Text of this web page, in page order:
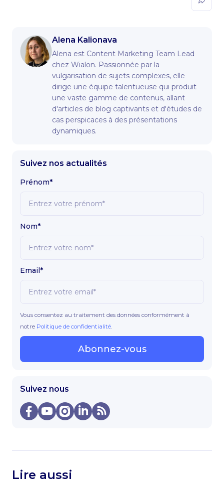
Alena Kalionava
Alena est Content Marketing Team Lead
chez Wialon. Passionnée par la
vulgarisation de sujets complexes, elle
dirige une équipe talentueuse qui produit
une vaste gamme de contenus, allant
d'articles de blog captivants et d'études de
cas perspicaces à des présentations
dynamiques.
Suivez nos actualités
Prénom*
Nom*
Email*
Vous consentez au traitement des données conformément à
notre Politique de confidentialité
Abonnez-vous
Suivez nous
Lire aussi